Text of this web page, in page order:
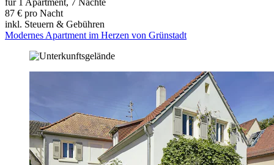
87 € pro Nacht
inkl. Steuern & Gebühren
Modernes Apartment im Herzen von Grünstadt